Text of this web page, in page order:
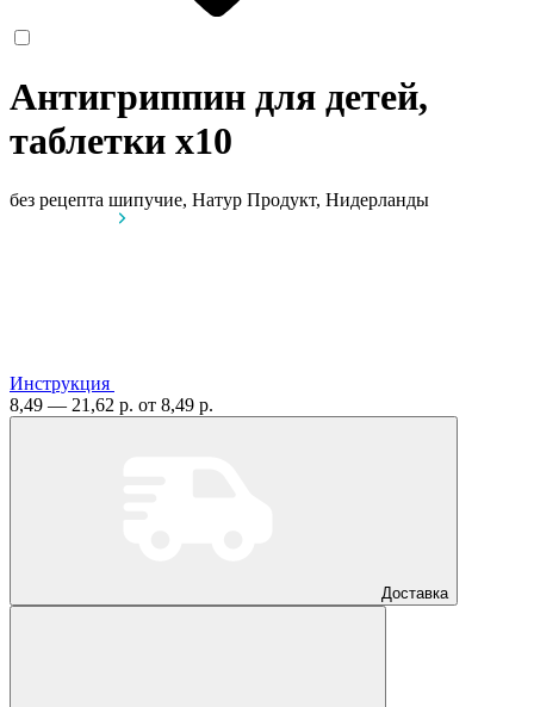
Антигриппин для детей,
таблетки x10
без рецепта шипучие, Натур Продукт, Нидерланды
Инструкция
8,49 — 21,62 р. от 8,49 р.
Доставка